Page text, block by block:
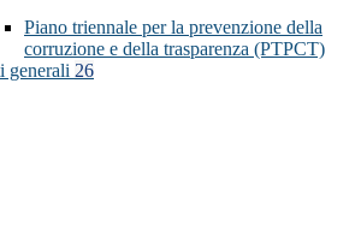
Piano triennale per la prevenzione della
corruzione e della trasparenza (PTPCT)
generali 26